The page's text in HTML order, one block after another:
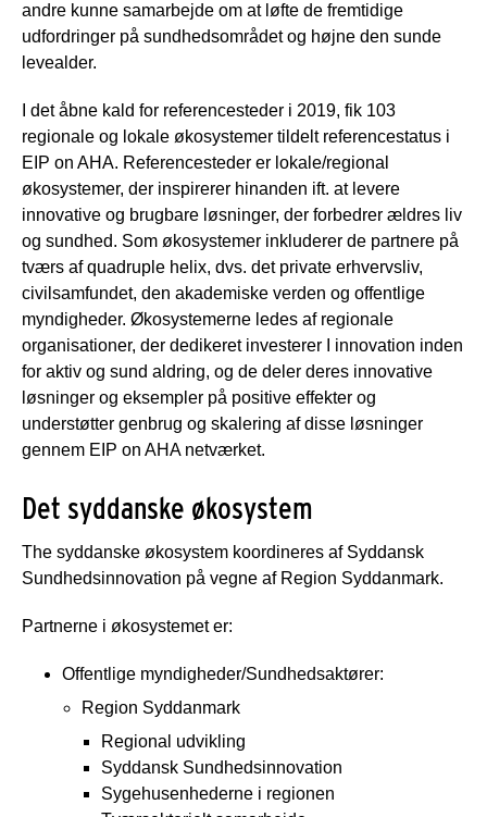
andre kunne samarbejde om at løfte de fremtidige
udfordringer på sundhedsområdet og højne den sunde
levealder.
I det åbne kald for referencesteder i 2019, fik 103
regionale og lokale økosystemer tildelt referencestatus i
EIP on AHA. Referencesteder er lokale/regional
økosystemer, der inspirerer hinanden ift. at levere
innovative og brugbare løsninger, der forbedrer ældres liv
og sundhed. Som økosystemer inkluderer de partnere på
tværs af quadruple helix, dvs. det private erhvervsliv,
civilsamfundet, den akademiske verden og offentlige
myndigheder. Økosystemerne ledes af regionale
organisationer, der dedikeret investerer I innovation inden
for aktiv og sund aldring, og de deler deres innovative
løsninger og eksempler på positive effekter og
understøtter genbrug og skalering af disse løsninger
gennem EIP on AHA netværket.
Det syddanske økosystem
The syddanske økosystem koordineres af Syddansk
Sundhedsinnovation på vegne af Region Syddanmark.
Partnerne i økosystemet er:
Offentlige myndigheder/Sundhedsaktører:
Region Syddanmark
Regional udvikling
Syddansk Sundhedsinnovation
Sygehusenhederne i regionen